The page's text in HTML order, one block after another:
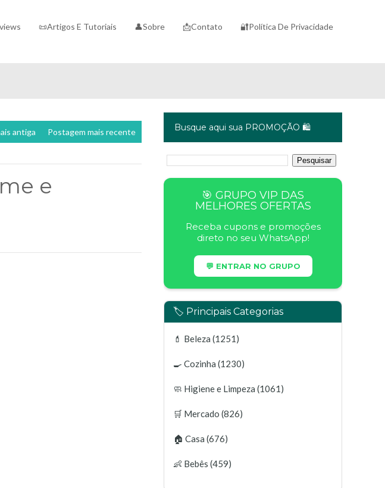
📜Artigos E Tutoriais 👤Sobre 📩Contato 🔐Política De Privacidade
Postagem mais recente
antiga
e
Busque aqui sua PROMOÇÃO 🛍️
🎯 GRUPO VIP DAS
MELHORES OFERTAS
Receba cupons e promoções
direto no seu WhatsApp!
💬 ENTRAR NO GRUPO
🏷️ Principais Categorias
💄 Beleza (1251)
🍳 Cozinha (1230)
🧼 Higiene e Limpeza (1061)
🛒 Mercado (826)
🏠 Casa (676)
👶 Bebês (459)